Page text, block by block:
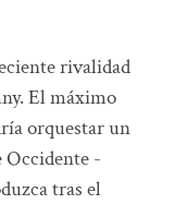
rivalidad
El máximo
orquestar un
Occidente -
tras el